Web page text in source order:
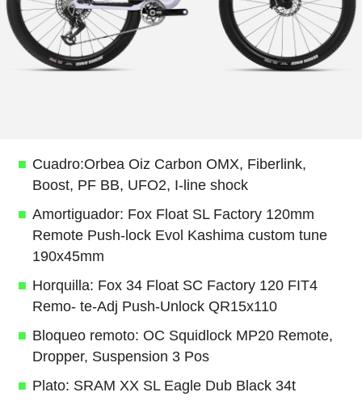
Cuadro:Orbea Oiz Carbon OMX, Fiberlink,
Boost, PF BB, UFO2, I-line shock
Amortiguador: Fox Float SL Factory 120mm
Remote Push-lock Evol Kashima custom tune
190x45mm
Horquilla: Fox 34 Float SC Factory 120 FIT4
Remo- te-Adj Push-Unlock QR15x110
Bloqueo remoto: OC Squidlock MP20 Remote,
Dropper, Suspension 3 Pos
Plato: SRAM XX SL Eagle Dub Black 34t